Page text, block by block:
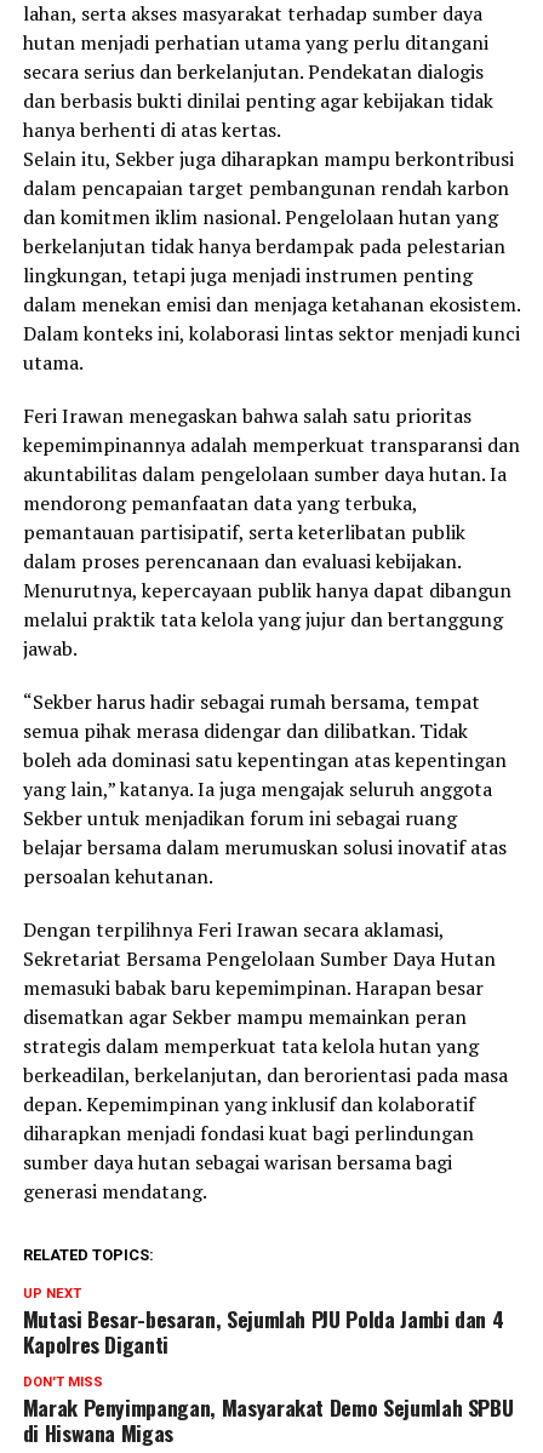
lahan, serta akses masyarakat terhadap sumber daya
hutan menjadi perhatian utama yang perlu ditangani
secara serius dan berkelanjutan. Pendekatan dialogis
dan berbasis bukti dinilai penting agar kebijakan tidak
hanya berhenti di atas kertas.
Selain itu, Sekber juga diharapkan mampu berkontribusi
dalam pencapaian target pembangunan rendah karbon
dan komitmen iklim nasional. Pengelolaan hutan yang
berkelanjutan tidak hanya berdampak pada pelestarian
lingkungan, tetapi juga menjadi instrumen penting
dalam menekan emisi dan menjaga ketahanan ekosistem.
Dalam konteks ini, kolaborasi lintas sektor menjadi kunci
utama.
Feri Irawan menegaskan bahwa salah satu prioritas
kepemimpinannya adalah memperkuat transparansi dan
akuntabilitas dalam pengelolaan sumber daya hutan. Ia
mendorong pemanfaatan data yang terbuka,
pemantauan partisipatif, serta keterlibatan publik
dalam proses perencanaan dan evaluasi kebijakan.
Menurutnya, kepercayaan publik hanya dapat dibangun
melalui praktik tata kelola yang jujur dan bertanggung
jawab.
“Sekber harus hadir sebagai rumah bersama, tempat
semua pihak merasa didengar dan dilibatkan. Tidak
boleh ada dominasi satu kepentingan atas kepentingan
yang lain,” katanya. Ia juga mengajak seluruh anggota
Sekber untuk menjadikan forum ini sebagai ruang
belajar bersama dalam merumuskan solusi inovatif atas
persoalan kehutanan.
Dengan terpilihnya Feri Irawan secara aklamasi,
Sekretariat Bersama Pengelolaan Sumber Daya Hutan
memasuki babak baru kepemimpinan. Harapan besar
disematkan agar Sekber mampu memainkan peran
strategis dalam memperkuat tata kelola hutan yang
berkeadilan, berkelanjutan, dan berorientasi pada masa
depan. Kepemimpinan yang inklusif dan kolaboratif
diharapkan menjadi fondasi kuat bagi perlindungan
sumber daya hutan sebagai warisan bersama bagi
generasi mendatang.
RELATED TOPICS:
UP NEXT
Mutasi Besar-besaran, Sejumlah PJU Polda Jambi dan 4
Kapolres Diganti
DON'T MISS
Marak Penyimpangan, Masyarakat Demo Sejumlah SPBU
di Hiswana Migas